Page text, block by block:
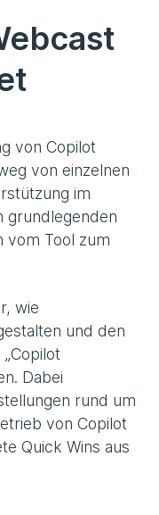
von Copilot
von einzelnen
im
grundlegenden
vom Tool zum
wie
und den
Dabei
rund um
von Copilot
Quick Wins aus